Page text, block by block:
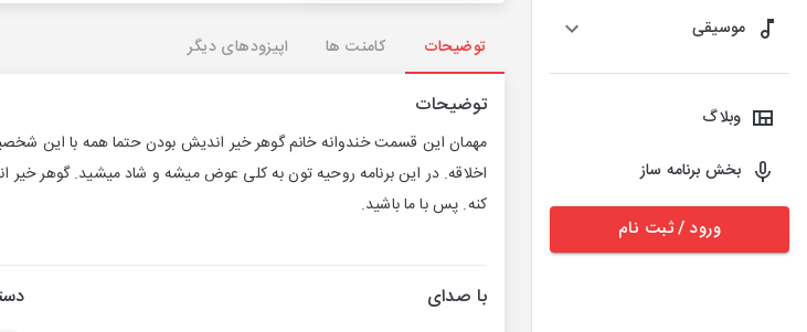
موسیقی
وبلاگ
بخش برنامه ساز
ورود / ثبت نام
توضیحات کامنت ها اپیزودهای دیگر
توضیحات
مهمان این قسمت خندوانه خانم گوهر خیر اندیش بودن حتما همه با این
اخلاقه. در این برنامه روحیه تون به کلی عوض میشه و شاد میشید. گوهر
کنه. پس با ما باشید.
با صدای